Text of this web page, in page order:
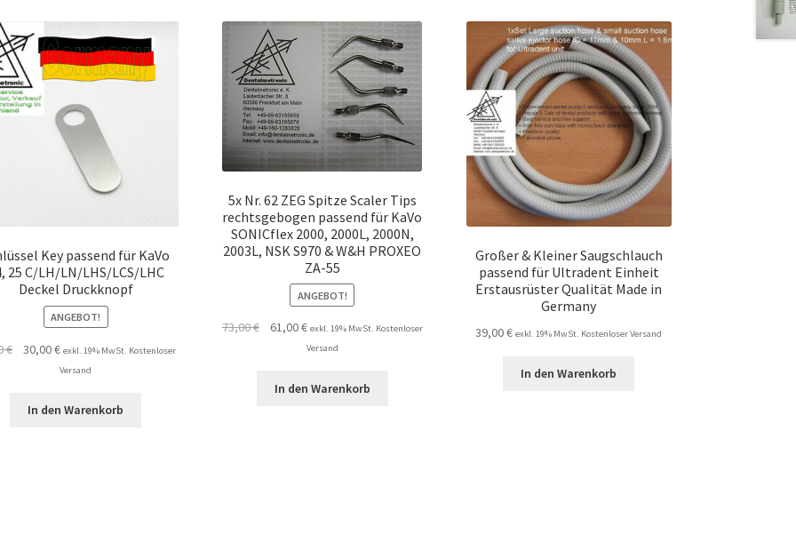
Key passend für KaVo
25 C/LH/LN/LHS/LCS/LHC
Deckel Druckknopf
ANGEBOT!
€
Ursprünglicher
33,00 €
30,00€Aktueller
Preis
30,00 €.
exkl. 19% MwSt. Kostenloser
Versand
In den Warenkorb
5x Nr. 62 ZEG Spitze Scaler Tips
rechtsgebogen passend für KaVo
SONICflex 2000, 2000L, 2000N,
2003L, NSK S970 & W&H PROXEO
ZA-55
ANGEBOT!
73,00€
Ursprünglicher
73,00 €
61,00€Aktueller
Preis
61,00 €.
exkl. 19% MwSt. Kostenloser
Versand
In den Warenkorb
Großer & Kleiner Saugschlauch
passend für Ultradent Einheit
Erstausrüster Qualität Made in
Germany
39,00€ exkl. 19% MwSt. Kostenloser Versand
In den Warenkorb